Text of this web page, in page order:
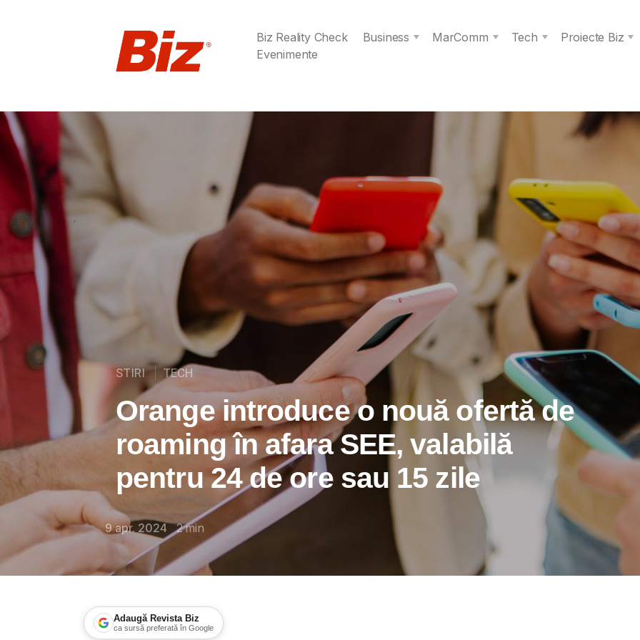
Biz Reality Check Business MarComm Tech
Proiecte Biz
Evenimente
STIRI TECH
Orange introduce o nouă ofertă de
roaming în afara SEE, valabilă
pentru 24 de ore sau 15 zile
9 apr. 2024 2min
Adaugă Revista Biz
ca sursă preferată în Google